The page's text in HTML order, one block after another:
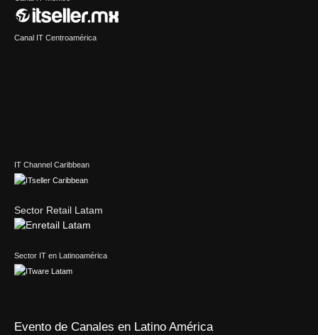
Canal IT Centroamérica
IT Channel Caribbean
Sector Retail Latam
Sector IT en Latinoamérica
Evento de Canales en Latino América